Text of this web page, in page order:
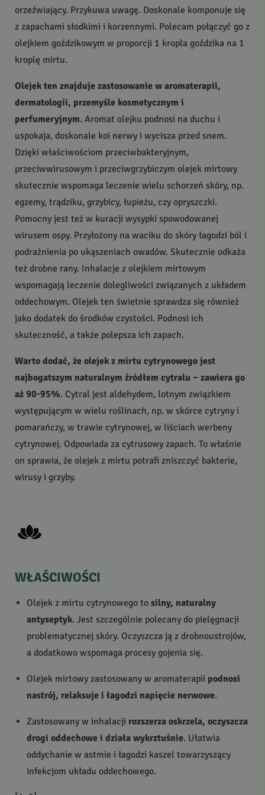
orzeźwiający. Przykuwa uwagę. Doskonale komponuje się
z zapachami słodkimi i korzennymi. Polecam połączyć go z
olejkiem goździkowym w proporcji 1 kropla goździka na 1
kroplę mirtu.
Olejek ten znajduje zastosowanie w aromaterapii,
dermatologii, przemyśle kosmetycznym i
perfumeryjnym. Aromat olejku podnosi na duchu i
uspokaja, doskonale koi nerwy i wycisza przed snem.
Dzięki właściwościom przeciwbakteryjnym,
przeciwwirusowym i przeciwgrzybiczym olejek mirtowy
skutecznie wspomaga leczenie wielu schorzeń skóry, np.
egzemy, trądziku, grzybicy, łupieżu, czy opryszczki.
Pomocny jest też w kuracji wysypki spowodowanej
wirusem ospy. Przyłożony na waciku do skóry łagodzi ból i
podrażnienia po ukąszeniach owadów. Skutecznie odkaża
też drobne rany. Inhalacje z olejkiem mirtowym
wspomagają leczenie dolegliwości związanych z układem
oddechowym. Olejek ten świetnie sprawdza się również
jako dodatek do środków czystości. Podnosi ich
skuteczność, a także polepsza ich zapach.
Warto dodać, że olejek z mirtu cytrynowego jest
najbogatszym naturalnym źródłem cytralu – zawiera go
aż 90-95%. Cytral jest aldehydem, lotnym związkiem
występującym w wielu roślinach, np. w skórce cytryny i
pomarańczy, w trawie cytrynowej, w liściach werbeny
cytrynowej. Odpowiada za cytrusowy zapach. To właśnie
on sprawia, że olejek z mirtu potrafi zniszczyć bakterie,
wirusy i grzyby.
WŁAŚCIWOŚCI
Olejek z mirtu cytrynowego to silny, naturalny
antyseptyk. Jest szczególnie polecany do pielęgnacji
problematycznej skóry. Oczyszcza ją z drobnoustrojów,
a dodatkowo wspomaga procesy gojenia się.
Olejek mirtowy zastosowany w aromaterapii podnosi
nastrój, relaksuje i łagodzi napięcie nerwowe.
Zastosowany w inhalacji rozszerza oskrzela, oczyszcza
drogi oddechowe i działa wykrztuśnie. Ułatwia
oddychanie w astmie i łagodzi kaszel towarzyszący
infekcjom układu oddechowego.